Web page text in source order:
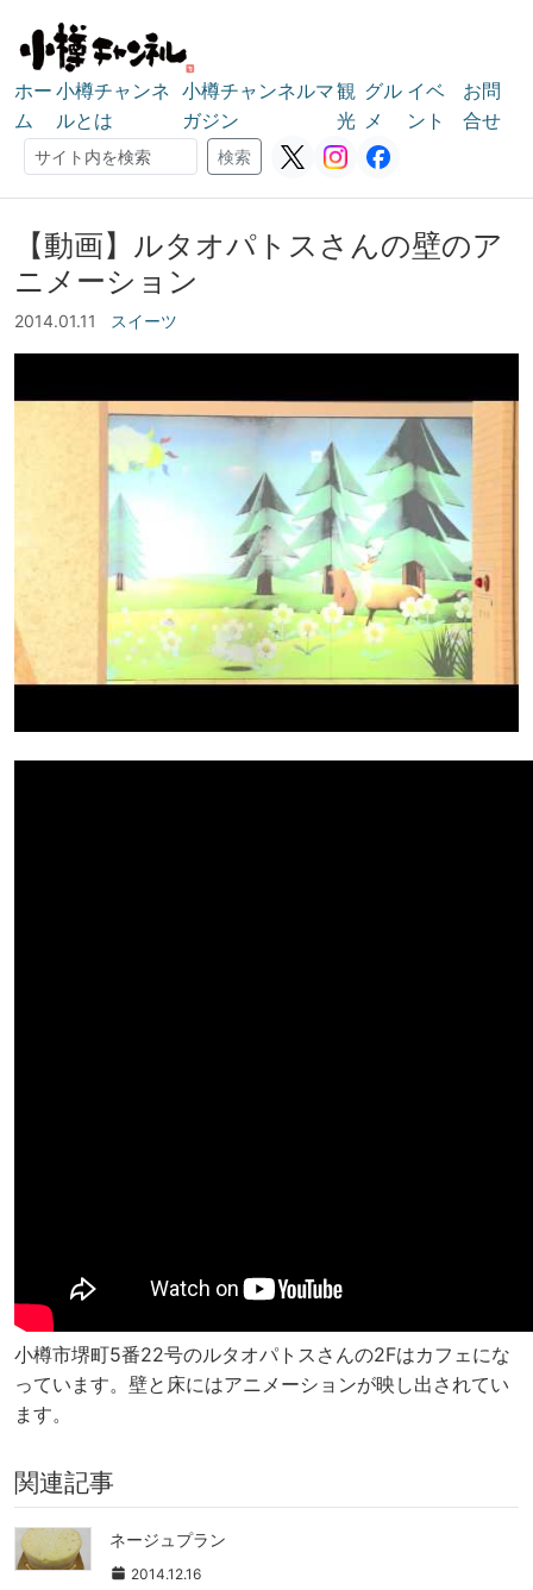
ホー
ム
小樽チャンネ
ルとは
小樽チャンネルマ
ガジン
観
光
グル
メ
イベ
ント
お問
合せ
検索
検索
【動画】ルタオパトスさんの壁のア
ニメーション
2014.01.11 スイーツ
小樽市堺町5番22号のルタオパトスさんの2Fはカフェにな
っています。壁と床にはアニメーションが映し出されてい
ます。
関連記事
ネージュプラン
2014.12.16